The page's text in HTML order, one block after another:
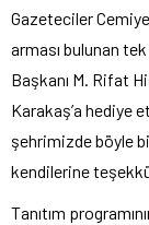
Gazeteciler
arması bulunan
Başkanı M. Rifat
Karakaş’a hediye
şehrimizde böyle
kendilerine
Tanıtım